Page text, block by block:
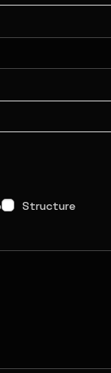
Structure